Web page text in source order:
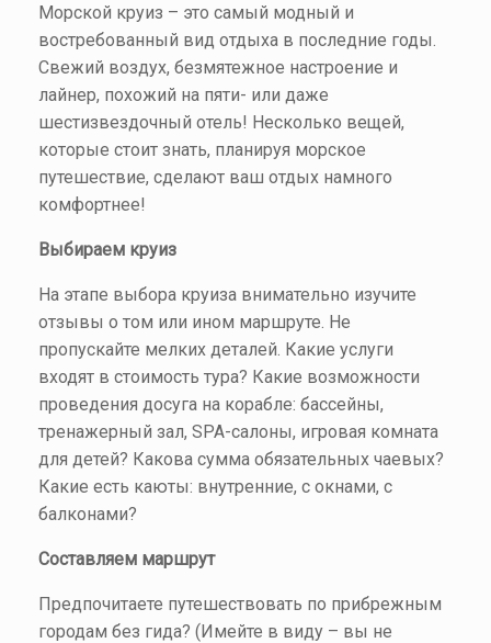
Морской круиз – это самый модный и
востребованный вид отдыха в последние годы.
Свежий воздух, безмятежное настроение и
лайнер, похожий на пяти- или даже
шестизвездочный отель! Несколько вещей,
которые стоит знать, планируя морское
путешествие, сделают ваш отдых намного
комфортнее!
Выбираем круиз
На этапе выбора круиза внимательно изучите
отзывы о том или ином маршруте. Не
пропускайте мелких деталей. Какие услуги
входят в стоимость тура? Какие возможности
проведения досуга на корабле: бассейны,
тренажерный зал, SPA-салоны, игровая комната
для детей? Какова сумма обязательных чаевых?
Какие есть каюты: внутренние, с окнами, с
балконами?
Составляем маршрут
Предпочитаете путешествовать по прибрежным
городам без гида? (Имейте в виду – вы не